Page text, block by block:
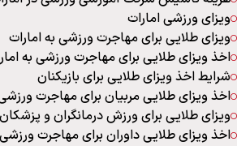
ویزای ورزشی امارات
ویزای طلایی برای مهاجرت ورزشی به امارات
اخذ ویزای طلایی برای مهاجرت ورزشی به
شرایط اخذ ویزای طلایی برای بازیکنان
اخذ ویزای طلایی مربیان برای مهاجرت
ویزای طلایی برای ورزش درمانگران و پزشکان
اخذ ویزای طلایی داوران برای مهاجرت ورزشی